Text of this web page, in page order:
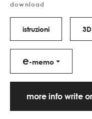
download
istruzioni 3D
e-memo
more info write